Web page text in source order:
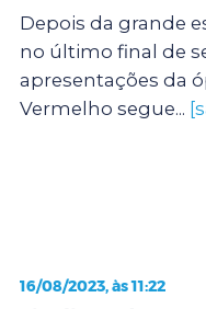
Depois da grande
no último final de
apresentações da
Vermelho segue...
16/08/2023, às 11:22